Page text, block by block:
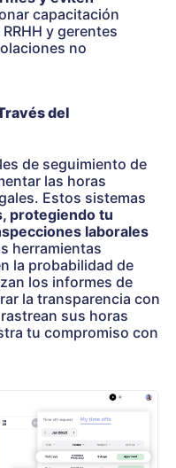
capacitación
y gerentes
no
del
de seguimiento de
las horas
Estos sistemas
protegiendo tu
laborales
herramientas
la probabilidad de
los informes de
la transparencia con
sus horas
tu compromiso con